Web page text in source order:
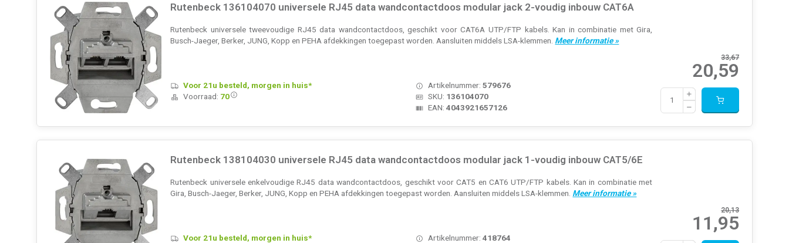
Rutenbeck 136104070 universele RJ45 data wandcontactdoos modular jack 2-voudig inbouw CAT6A
Rutenbeck universele tweevoudige RJ45 data wandcontactdoos, geschikt voor CAT6A UTP/FTP kabels. Kan in combinatie met Gira,
Busch-Jaeger, Berker, JUNG, Kopp en PEHA afdekkingen toegepast worden. Aansluiten middels LSA-klemmen. Meer informatie »
33,67
20,59
Artikelnummer:579676
SKU: 136104070
EAN:4043921657126
Voor 21u besteld, morgen in huis*
Voorraad: 70
Rutenbeck 138104030 universele RJ45 data wandcontactdoos modular jack 1-voudig inbouw CAT5/6E
Rutenbeck universele enkelvoudige RJ45 data wandcontactdoos, geschikt voor CAT5 en CAT6 UTP/FTP kabels. Kan in combinatie met
Gira, Busch-Jaeger, Berker, JUNG, Kopp en PEHA afdekkingen toegepast worden. Aansluiten middels LSA-klemmen. Meer informatie »
20,13
11,95
Artikelnummer:418764
Voor 21u besteld, morgen in huis*